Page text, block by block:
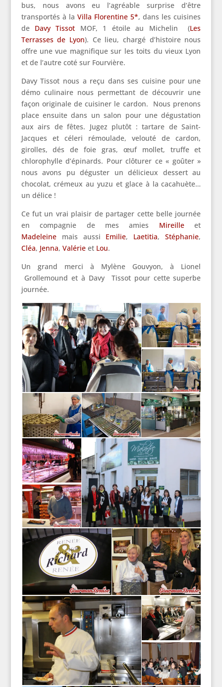
bus, nous avons eu l’agréable surprise d’être
transportés à la Villa Florentine 5*, dans les cuisines
de Davy Tissot MOF, 1 étoile au Michelin (Les
Terrasses de Lyon). Ce lieu, chargé d’histoire nous
offre une vue magnifique sur les toits du vieux Lyon
et de l’autre coté sur Fourvière.
Davy Tissot nous a reçu dans ses cuisine pour une
démo culinaire nous permettant de découvrir une
façon originale de cuisiner le cardon. Nous prenons
place ensuite dans un salon pour une dégustation
aux airs de fêtes. Jugez plutôt : tartare de Saint-
Jacques et céleri rémoulade, velouté de cardon,
girolles, dés de foie gras, œuf mollet, truffe et
chlorophylle d’épinards. Pour clôturer ce « goûter »
nous avons pu déguster un délicieux dessert au
chocolat, crémeux au yuzu et glace à la cacahuète…
un délice !
Ce fut un vrai plaisir de partager cette belle journée
en compagnie de mes amies Mireilleet
Madeleinemais aussi Emilie, Laetitia,Stéphanie,
Cléa, Jenna, Valérieet Lou.
Un grand merci à Mylène Gouvyon, à Lionel
Grollemound et à Davy Tissot pour cette superbe
journée.